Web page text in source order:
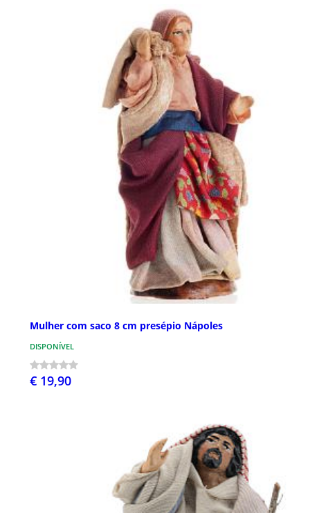
Mulher com saco 8 cm presépio Nápoles
DISPONÍVEL
€ 19,90